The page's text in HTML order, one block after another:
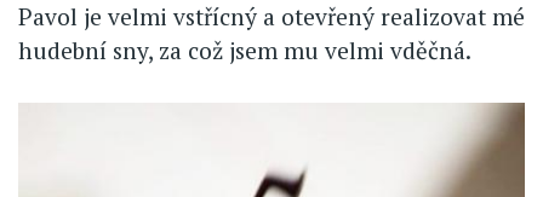
Pavol je velmi vstřícný a otevřený realizovat mé
hudební sny, za což jsem mu velmi vděčná.